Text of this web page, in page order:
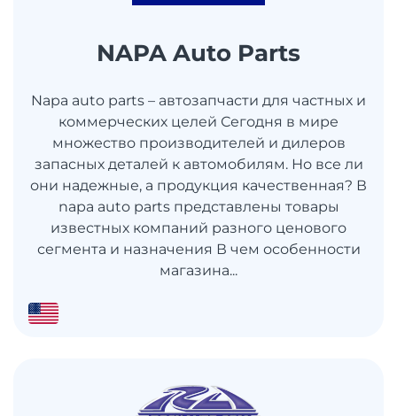
NAPA Auto Parts
Napa auto parts – автозапчасти для частных и
коммерческих целей Сегодня в мире
множество производителей и дилеров
запасных деталей к автомобилям. Но все ли
они надежные, а продукция качественная? В
napa auto parts представлены товары
известных компаний разного ценового
сегмента и назначения В чем особенности
магазина...